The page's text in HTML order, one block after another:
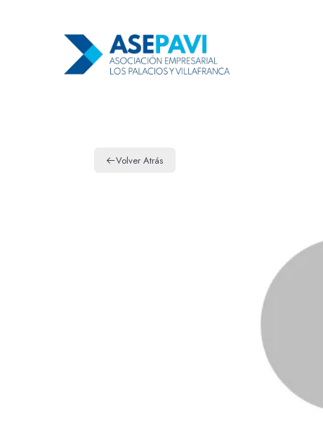
Volver Atrás